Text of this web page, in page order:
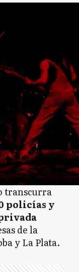
transcurra
policías y
de la
y La Plata.